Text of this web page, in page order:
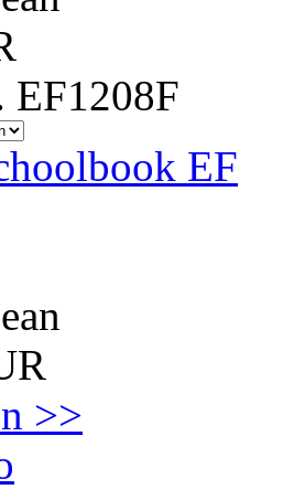
EF1208F
EF
>>